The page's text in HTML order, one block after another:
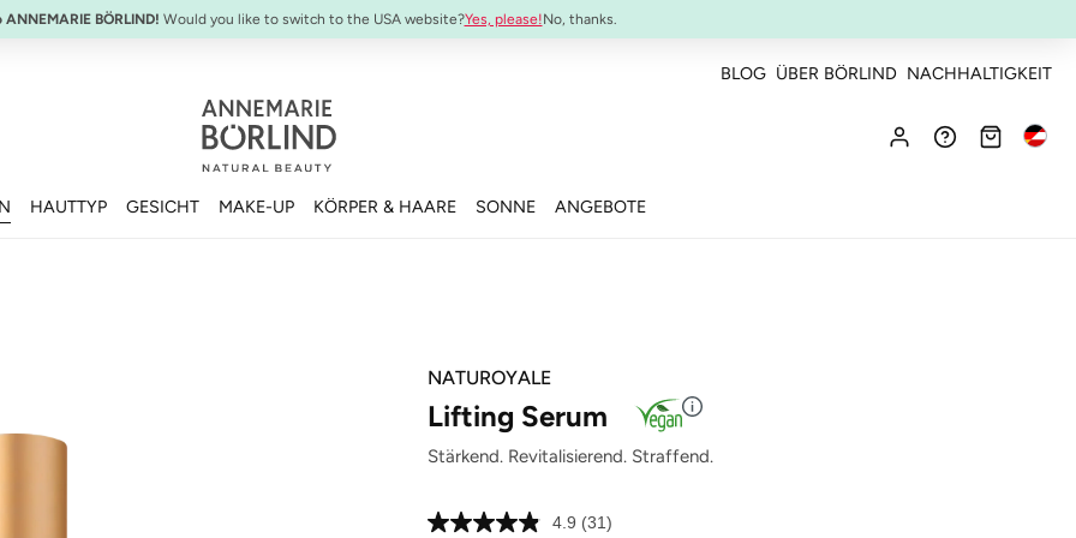
BÖRLIND! Would you like to switch to the USA website?Yes, please!No, thanks.
BLOG ÜBER BÖRLIND NACHHALTIGKEIT
HAUTTYP GESICHT MAKE-UP KÖRPER & HAARE SONNE ANGEBOTE
NATUROYALE
Lifting Serum
Stärkend. Revitalisierend. Straffend.
4.9 31
(31)